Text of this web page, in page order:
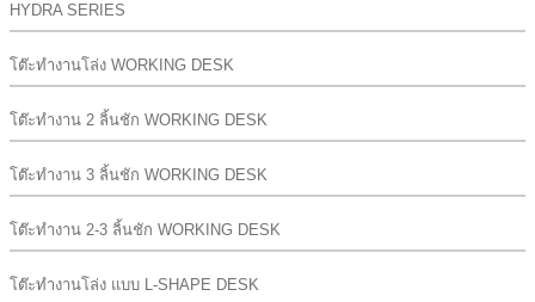
HYDRA SERIES
โต๊ะทำงานโล่ง WORKING DESK
โต๊ะทำงาน 2 ลิ้นชัก WORKING DESK
โต๊ะทำงาน 3 ลิ้นชัก WORKING DESK
โต๊ะทำงาน 2-3 ลิ้นชัก WORKING DESK
โต๊ะทำงานโล่ง แบบ L-SHAPE DESK